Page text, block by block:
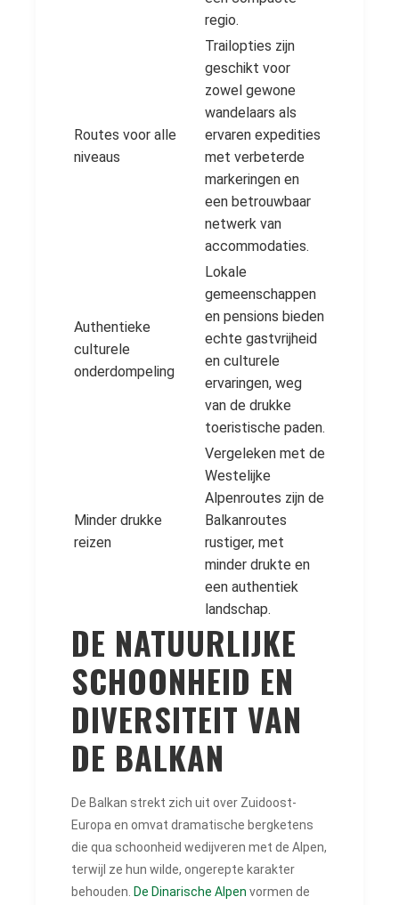
regio.
Routes voor alle
niveaus
Trailopties zijn
geschikt voor
zowel gewone
wandelaars als
ervaren expedities
met verbeterde
markeringen en
een betrouwbaar
netwerk van
accommodaties.
Authentieke
culturele
onderdompeling
Lokale
gemeenschappen
en pensions bieden
echte gastvrijheid
en culturele
ervaringen, weg
van de drukke
toeristische paden.
Minder drukke
reizen
Vergeleken met de
Westelijke
Alpenroutes zijn de
Balkanroutes
rustiger, met
minder drukte en
een authentiek
landschap.
DE NATUURLIJKE
SCHOONHEID EN
DIVERSITEIT VAN
DE BALKAN
De Balkan strekt zich uit over Zuidoost-
Europa en omvat dramatische bergketens
die qua schoonheid wedijveren met de Alpen,
terwijl ze hun wilde, ongerepte karakter
behouden. De Dinarische Alpen vormen de